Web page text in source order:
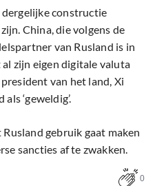
constructie
China, die volgens de
van Rusland is in
zijn eigen digitale valuta
van het land, Xi
‘geweldig’.
gebruik gaat maken
sancties af te zwakken.
0